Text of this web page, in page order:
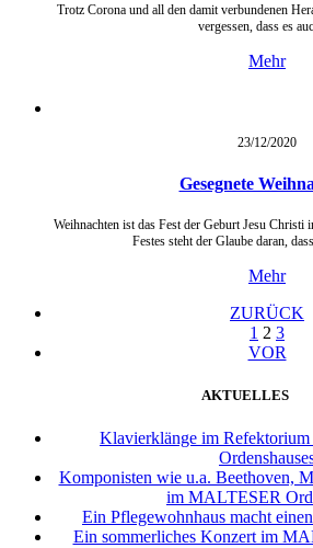
Trotz Corona und all den damit verbundenen
vergessen, dass es
Mehr
23/12/2020
Gesegnete
Weihnachten ist das Fest der Geburt Jesu
Festes steht der Glaube daran,
Mehr
ZURÜCK
1 2 3
VOR
AKTUELLES
Klavierklänge im
Komponisten wie u.a. Beethoven,
im MALTESER
Ein Pflegewohnhaus macht
Ein sommerliches Konzert im